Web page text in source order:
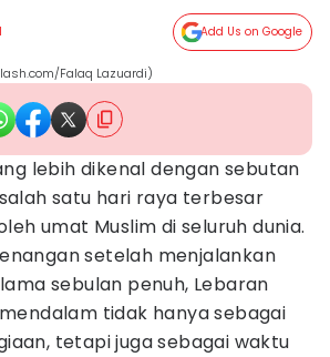
Add Us on Google
Falaq Lazuardi)
lebih dikenal dengan sebutan
satu hari raya terbesar
umat Muslim di seluruh dunia.
setelah menjalankan
sebulan penuh, Lebaran
tidak hanya sebagai
tetapi juga sebagai waktu